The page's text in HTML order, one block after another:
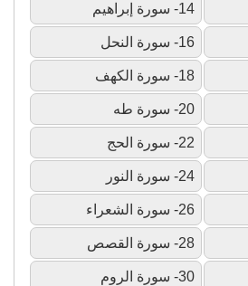
14- سورة إبراهيم
16- سورة النحل
18- سورة الكهف
20- سورة طه
22- سورة الحج
24- سورة النور
26- سورة الشعراء
28- سورة القصص
30- سورة الروم